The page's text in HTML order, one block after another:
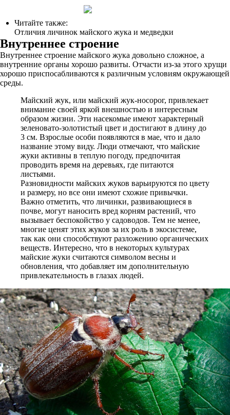
Читайте также:
Отличия личинок майского жука и медведки
Внутреннее строение
Внутреннее строение майского жука довольно сложное, а
внутренние органы хорошо развиты. Отчасти из-за этого хрущи
хорошо приспосабливаются к различным условиям окружающей
среды.
Майский жук, или майский жук-носорог, привлекает
внимание своей яркой внешностью и интересным
образом жизни. Эти насекомые имеют характерный
зеленовато-золотистый цвет и достигают в длину до
3 см. Взрослые особи появляются в мае, что и дало
название этому виду. Люди отмечают, что майские
жуки активны в теплую погоду, предпочитая
проводить время на деревьях, где питаются
листьями.
Разновидности майских жуков варьируются по цвету
и размеру, но все они имеют схожие привычки.
Важно отметить, что личинки, развивающиеся в
почве, могут наносить вред корням растений, что
вызывает беспокойство у садоводов. Тем не менее,
многие ценят этих жуков за их роль в экосистеме,
так как они способствуют разложению органических
веществ. Интересно, что в некоторых культурах
майские жуки считаются символом весны и
обновления, что добавляет им дополнительную
привлекательность в глазах людей.